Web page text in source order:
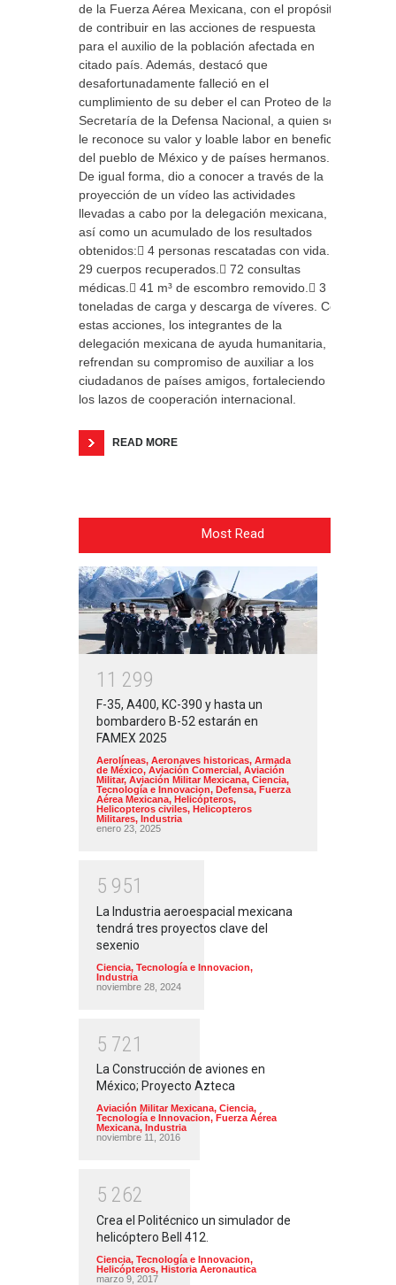
de la Fuerza Aérea Mexicana, con el propósito
de contribuir en las acciones de respuesta
para el auxilio de la población afectada en
citado país. Además, destacó que
desafortunadamente falleció en el
cumplimiento de su deber el can Proteo de la
Secretaría de la Defensa Nacional, a quien se
le reconoce su valor y loable labor en beneficio
del pueblo de México y de países hermanos.
De igual forma, dio a conocer a través de la
proyección de un vídeo las actividades
llevadas a cabo por la delegación mexicana,
así como un acumulado de los resultados
obtenidos: 4 personas rescatadas con vida.
29 cuerpos recuperados. 72 consultas
médicas. 41 m³ de escombro removido. 3
toneladas de carga y descarga de víveres. Con
estas acciones, los integrantes de la
delegación mexicana de ayuda humanitaria,
refrendan su compromiso de auxiliar a los
ciudadanos de países amigos, fortaleciendo
los lazos de cooperación internacional.
READ MORE
Most Read
1 1 299
F-35, A400, KC-390 y hasta un
bombardero B-52 estarán en
FAMEX 2025
Aerolíneas, Aeronaves historicas, Armada
de México, Aviación Comercial, Aviación
Militar, Aviación Militar Mexicana, Ciencia,
Tecnología e Innovacion, Defensa, Fuerza
Aérea Mexicana, Helicópteros,
Helicopteros civiles, Helicopteros
Militares, Industria
enero 23, 2025
5 951
La Industria aeroespacial mexicana
tendrá tres proyectos clave del
sexenio
Ciencia, Tecnología e Innovacion,
Industria
noviembre 28, 2024
5 721
La Construcción de aviones en
México; Proyecto Azteca
Aviación Militar Mexicana, Ciencia,
Tecnología e Innovacion, Fuerza Aérea
Mexicana, Industria
noviembre 11, 2016
5 262
Crea el Politécnico un simulador de
helicóptero Bell 412.
Ciencia, Tecnología e Innovacion,
Helicópteros, Historia Aeronautica
marzo 9, 2017